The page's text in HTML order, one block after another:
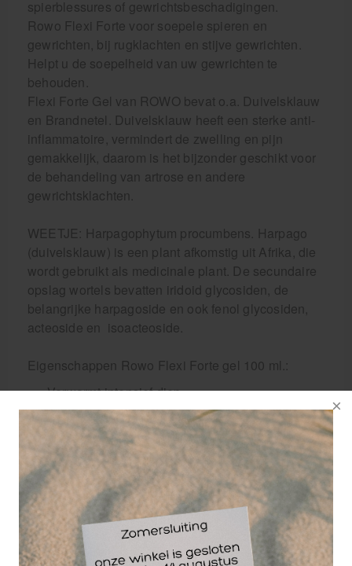
spierblessures of gewrichtsbeschadigingen.
Rowo Flexi Forte voor soepele spieren en
gewrichten, bij rugklachten en stijve gewrichten.
Helpt u de soepelheid van uw gewrichten te
behouden.
Flexi Forte Gel van ROWO bevat o.a. Duivelsklauw
en Brandnetel. Duivelsklauw heeft een sterke anti-
inflammatoire, vermindert de zwelling en pijn
gemakkelijk, daarom is het bijzonder geschikt voor
de behandeling van artrose en andere
gewrichtsklachten.
WEETJE: Harpagophytum procumbens. Harpago
(duivelsklauw) is een plant afkomstig uit Afrika, die
wordt gebruikt als medicinale plant. De secundaire
opslag wortels bevatten iridoid glycosiden, de
belangrijke harpagoside en ook fenol glycosiden,
acteoside en isoacteoside.
Eigenschappen Rowo Flexi Forte gel 100 ml.:
Verwarmt intensief diep
Verzorgt en beschermt de huid
Ontspannend en versoepelend
Met duivelsklauw
Wordt snel geabsorbeerd en is residu-vrij
Niet gebruiken bij gevoelige huid, slijmvlies,
open wonden of in de ogen.
Na gebruik goed de handen wassen.
Niet bij kinderen onder de 12 jaar gebruiken.